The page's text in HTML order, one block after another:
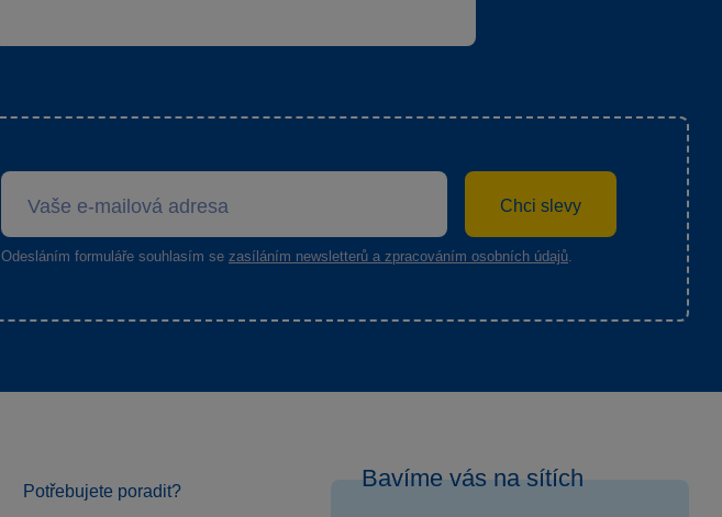
Chci slevy
Odesláním formuláře souhlasím se zasíláním newsletterů a zpracováním osobních údajů.
Potřebujete poradit? Bavíme vás na sítích